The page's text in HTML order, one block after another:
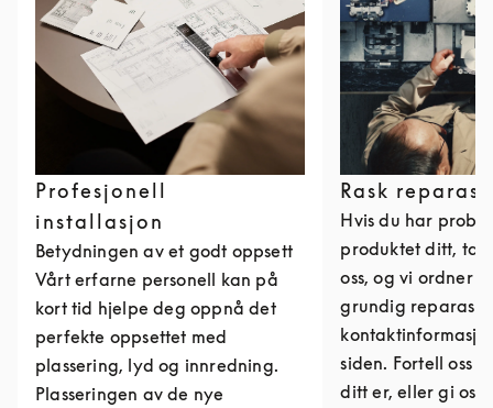
Profesjonell
installasjon
Betydningen av et godt oppsett
Vårt erfarne personell kan på
kort tid hjelpe deg oppnå det
perfekte oppsettet med
plassering, lyd og innredning.
Plasseringen av de nye
Rask
Hvis du har
produktet ditt, ta
oss, og vi ordner
grundig
siden. Fortell oss
ditt er, eller gi oss